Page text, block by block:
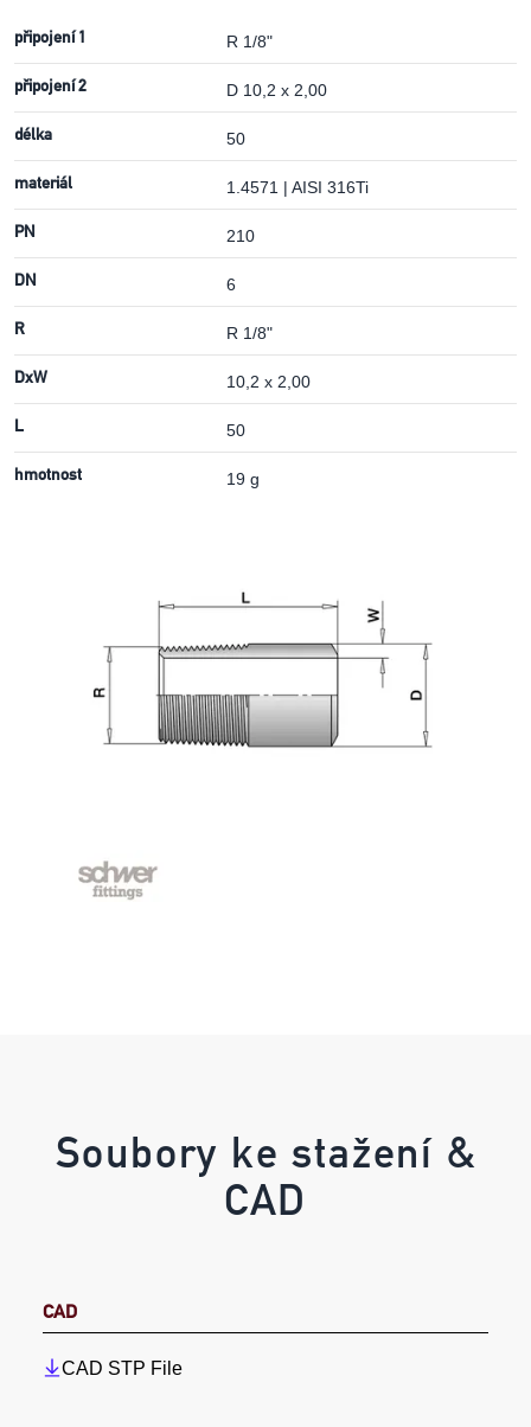
připojení 1 R 1/8"
připojení 2 D 10,2 x 2,00
délka 50
materiál 1.4571 | AISI 316Ti
PN 210
DN 6
R R 1/8"
DxW 10,2 x 2,00
L 50
hmotnost 19 g
Soubory ke stažení &
CAD
CAD
CAD STP File